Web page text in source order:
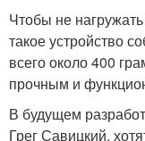
Чтобы не
такое устройство
всего около 400
прочным и
В будущем
Грег Савицкий,